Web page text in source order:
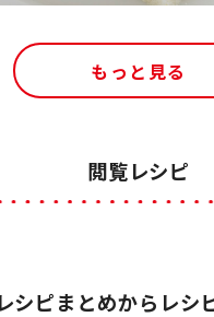
もっと見る
閲覧レシピ
シピまとめからレシ